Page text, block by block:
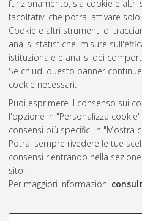
funzionamento, sia cookie e
facoltativi che potrai attivare
Cookie e altri strumenti di
analisi statistiche, misure
istituzionale e analisi dei
Se chiudi questo banner
cookie necessari.
Puoi esprimere il consenso sui
l'opzione in "Personalizza
consensi più specifici in "Mostra
Potrai sempre rivedere le tue
consensi rientrando nella
sito.
Per maggiori informazioni
COOKIE DI
Gestione del
Atom
Rss 1.0
Rss 2.0
ISSN: 2038-7946
Impostazioni Cookie